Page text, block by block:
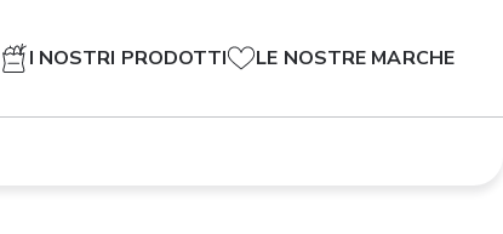
I NOSTRI PRODOTTI LE NOSTRE MARCHE